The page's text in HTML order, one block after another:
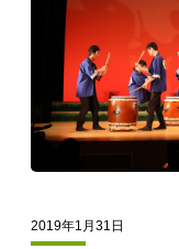
2019年1月31日